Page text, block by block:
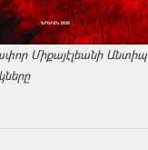
Միքայէլեանի Անտիպ